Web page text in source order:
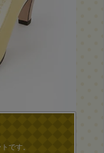
です。